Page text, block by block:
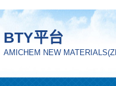
BTY平台
AMICHEM NEW